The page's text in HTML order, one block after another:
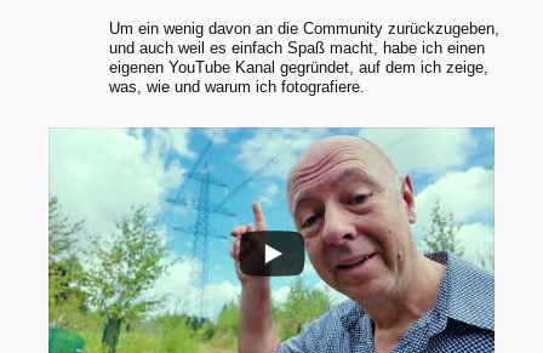
Um ein wenig davon an die Community zurückzugeben,
und auch weil es einfach Spaß macht, habe ich einen
eigenen YouTube Kanal gegründet, auf dem ich zeige,
was, wie und warum ich fotografiere.